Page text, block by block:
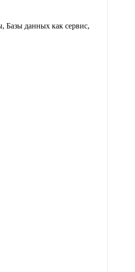
Базы данных как сервис,